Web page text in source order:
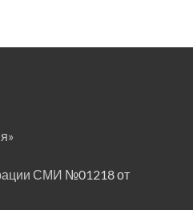
СМИ №01218 от